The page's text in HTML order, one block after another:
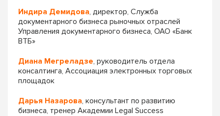
Индира Демидова, директор, Служба
документарного бизнеса рыночных отраслей
Управления документарного бизнеса, ОАО «Банк
ВТБ»
Диана Мегреладзе, руководитель отдела
консалтинга, Ассоциация электронных торговых
площадок
Дарья Назарова, консультант по развитию
бизнеса, тренер Академии Legal Success